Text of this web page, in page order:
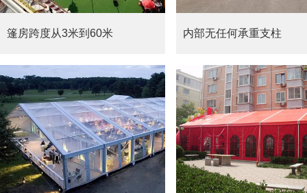
篷房跨度从3米到60米 内部无任何承重支柱